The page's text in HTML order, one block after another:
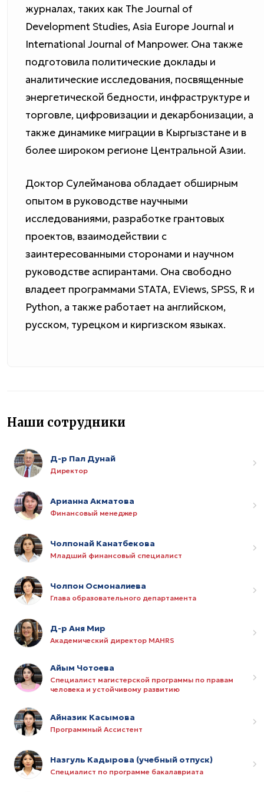
журналах, таких как The Journal of
Development Studies, Asia Europe Journal и
International Journal of Manpower. Она также
подготовила политические доклады и
аналитические исследования, посвященные
энергетической бедности, инфраструктуре и
торговле, цифровизации и декарбонизации, а
также динамике миграции в Кыргызстане и в
более широком регионе Центральной Азии.
Доктор Сулейманова обладает обширным
опытом в руководстве научными
исследованиями, разработке грантовых
проектов, взаимодействии с
заинтересованными сторонами и научном
руководстве аспирантами. Она свободно
владеет программами STATA, EViews, SPSS, R и
Python, а также работает на английском,
русском, турецком и киргизском языках.
Наши сотрудники
Д-р Пал Дунай
Директор
Арианна Акматова
Финансовый менеджер
Чолпонай Канатбекова
Младший финансовый специалист
Чолпон Осмоналиева
Глава образовательного департамента
Д-р Аня Мир
Академический директор MAHRS
Айым Чотоева
Специалист магистерской программы по правам
человека и устойчивому развитию
Айназик Касымова
Программный Ассистент
Назгуль Кадырова (учебный отпуск)
Специалист по программе бакалавриата